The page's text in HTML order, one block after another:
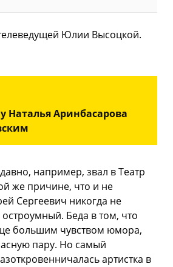
Юлии Высоцкой.
Наталья Аринбасарова
например, звал в Театр
же причине, что и не
Сергеевич никогда не
Беда в том, что
большим чувством юмора,
пару. Но самый
артистка в